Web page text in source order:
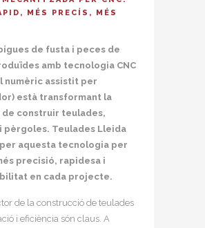
MÉS PRECÍS, MÉS
bigues de fusta i peces de
amb tecnologia CNC
numèric assistit per
està transformant la
de construir teulades,
pèrgoles. Teulades Lleida
aquesta tecnologia per
precisió, rapidesa i
en cada projecte.
de la construcció de teulades
i eficiència són claus. A